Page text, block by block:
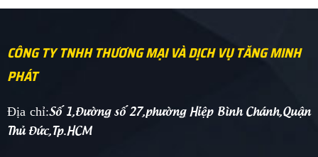
CÔNG TY TNHH THƯƠNG MẠI VÀ DỊCH VỤ TĂNG MINH
PHÁT
Địa chỉ:Số 1,Đường số 27,phường Hiệp Bình Chánh,Quận
Thủ Đức,Tp.HCM